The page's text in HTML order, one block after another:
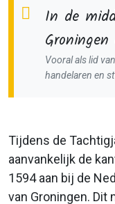
In de
Vooral als lid
handelaren en
Tijdens de
aanvankelijk de
1594 aan bij de
van Groningen.